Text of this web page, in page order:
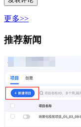
更多>>
推荐新闻